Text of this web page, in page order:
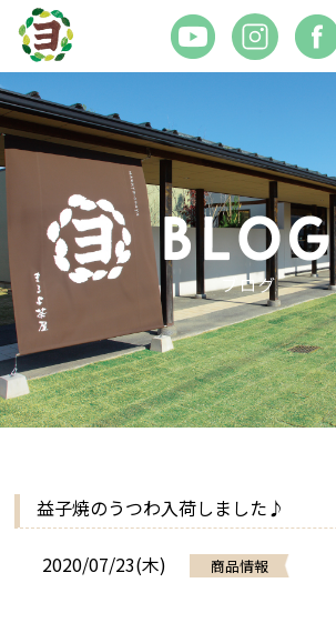
益子焼のうつわ入荷しました♪
2020/07/23(木) 商品情報